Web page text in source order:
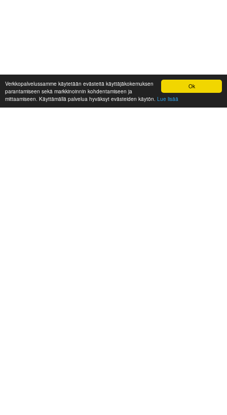
Ok
Verkkopalvelussamme käytetään evästeitä käyttäjäkokemuksen
parantamiseen sekä markkinoinnin kohdentamiseen ja
mittaamiseen. Käyttämällä palvelua hyväksyt evästeiden käytön. Lue lisää